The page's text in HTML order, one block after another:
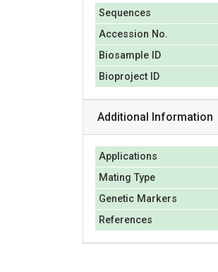
Sequences
Accession No.
Biosample ID
Bioproject ID
Additional Information
Applications
Mating Type
Genetic Markers
References